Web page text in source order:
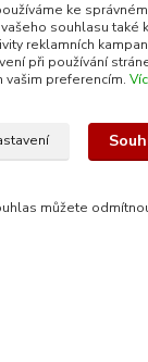
ke
souhlasu také
reklamních
při používání
vašim preferencím.
můžete